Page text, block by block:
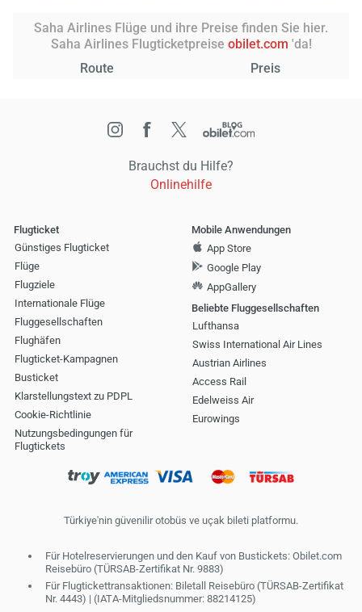
Saha Airlines Flüge und ihre Preise finden Sie hier.
Saha Airlines Flugticketpreise obilet.com 'da!
Route
Preis
Brauchst du Hilfe?
Onlinehilfe
Flugticket
Günstiges Flugticket
Flüge
Flugziele
Internationale Flüge
Fluggesellschaften
Flughäfen
Flugticket-Kampagnen
Busticket
Klarstellungstext zu PDPL
Cookie-Richtlinie
Nutzungsbedingungen für
Flugtickets
Mobile Anwendungen
App Store
Google Play
AppGallery
Beliebte Fluggesellschaften
Lufthansa
Swiss International Air Lines
Austrian Airlines
Access Rail
Edelweiss Air
Eurowings
Türkiye'nin güvenilir otobüs ve uçak bileti platformu.
Für Hotelreservierungen und den Kauf von Bustickets: Obilet.com
Reisebüro (TÜRSAB-Zertifikat Nr. 9883)
Für Flugtickettransaktionen: Biletall Reisebüro (TÜRSAB-Zertifikat
Nr. 4443) | (IATA-Mitgliedsnummer: 88214125)